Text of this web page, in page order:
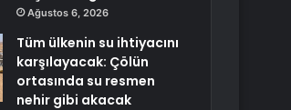
Ağustos 6, 2026
Tüm ülkenin su ihtiyacını
karşılayacak: Çölün
ortasında su resmen
nehir gibi akacak